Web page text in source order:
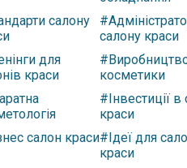
салону
салону краси
для
краси
косметики
#Інвестиції в
краси
салон краси#Ідеї для
краси